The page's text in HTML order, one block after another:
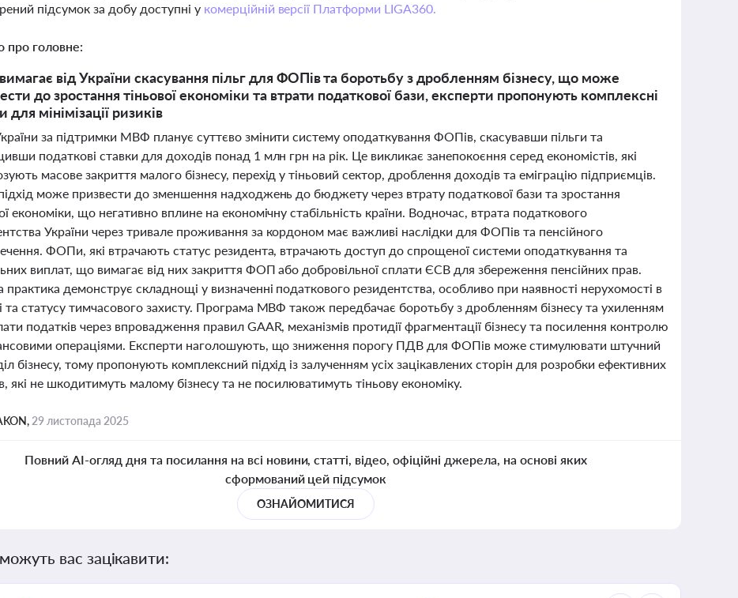
підсумок за добу доступні у комерційній версії Платформи LIGA360.
про головне:
від України скасування пільг для ФОПів та боротьбу з дробленням бізнесу, що може
до зростання тіньової економіки та втрати податкової бази, експерти пропонують комплексні
для мінімізації ризиків
за підтримки МВФ планує суттєво змінити систему оподаткування ФОПів, скасувавши пільги та
податкові ставки для доходів понад 1 млн грн на рік. Це викликає занепокоєння серед економістів, які
масове закриття малого бізнесу, перехід у тіньовий сектор, дроблення доходів та еміграцію підприємців.
може призвести до зменшення надходжень до бюджету через втрату податкової бази та зростання
економіки, що негативно вплине на економічну стабільність країни. Водночас, втрата податкового
України через тривале проживання за кордоном має важливі наслідки для ФОПів та пенсійного
ФОПи, які втрачають статус резидента, втрачають доступ до спрощеної системи оподаткування та
виплат, що вимагає від них закриття ФОП або добровільної сплати ЄСВ для збереження пенсійних прав.
практика демонструє складнощі у визначенні податкового резидентства, особливо при наявності нерухомості в
та статусу тимчасового захисту. Програма МВФ також передбачає боротьбу з дробленням бізнесу та ухиленням
податків через впровадження правил GAAR, механізмів протидії фрагментації бізнесу та посилення контролю
операціями. Експерти наголошують, що зниження порогу ПДВ для ФОПів може стимулювати штучний
бізнесу, тому пропонують комплексний підхід із залученням усіх зацікавлених сторін для розробки ефективних
які не шкодитимуть малому бізнесу та не посилюватимуть тіньову економіку.
29 листопада 2025
Повний AI-огляд дня та посилання на всі новини, статті, відео, офіційні джерела, на основі яких
сформований цей підсумок
ОЗНАЙОМИТИСЯ
вас зацікавити: